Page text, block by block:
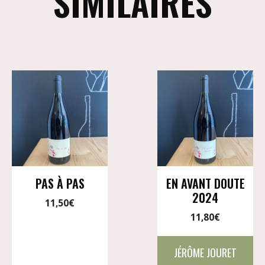
PAS À PAS
11,50€
EN AVANT DOUTE
2024
11,80€
JÉRÔME JOURET